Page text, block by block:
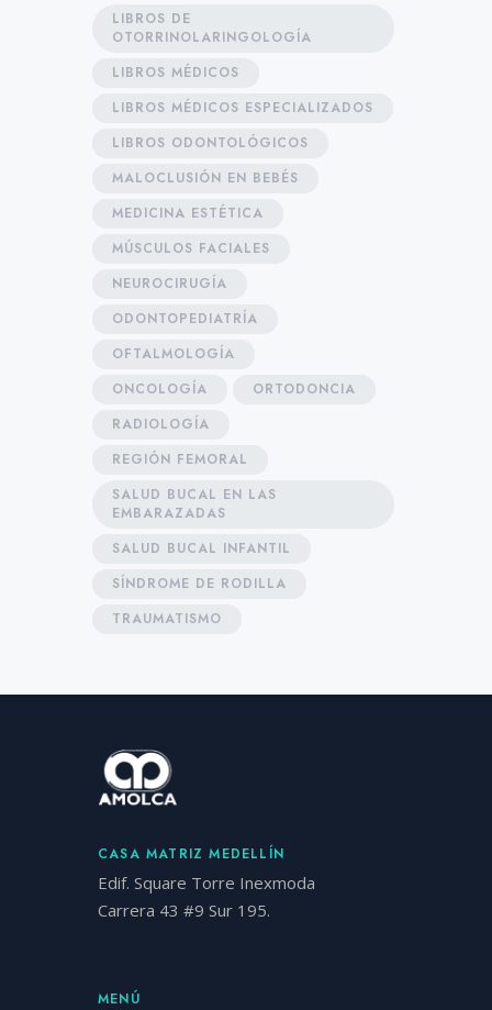
LIBROS DE
OTORRINOLARINGOLOGÍA
LIBROS MÉDICOS
LIBROS MÉDICOS ESPECIALIZADOS
LIBROS ODONTOLÓGICOS
MALOCLUSIÓN EN BEBÉS
MEDICINA ESTÉTICA
MÚSCULOS FACIALES
NEUROCIRUGÍA
ODONTOPEDIATRÍA
OFTALMOLOGÍA
ONCOLOGÍA
ORTODONCIA
RADIOLOGÍA
REGIÓN FEMORAL
SALUD BUCAL EN LAS
EMBARAZADAS
SALUD BUCAL INFANTIL
SÍNDROME DE RODILLA
TRAUMATISMO
CASA MATRIZ MEDELLÍN
Edif. Square Torre Inexmoda
Carrera 43 #9 Sur 195.
MENÚ